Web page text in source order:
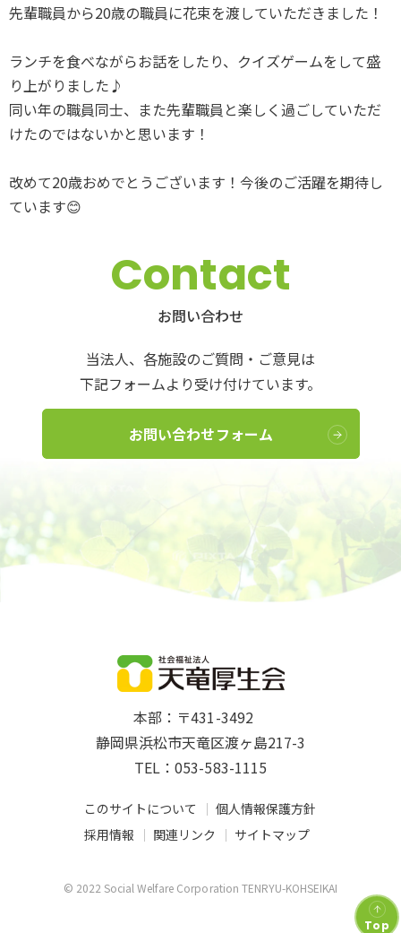
先輩職員から20歳の職員に花束を渡していただきました！
ランチを食べながらお話をしたり、クイズゲームをして盛
り上がりました♪
同い年の職員同士、また先輩職員と楽しく過ごしていただ
けたのではないかと思います！
改めて20歳おめでとうございます！今後のご活躍を期待し
ています😊
Contact
お問い合わせ
当法人、各施設のご質問・ご意見は
下記フォームより受け付けています。
お問い合わせフォーム
本部：〒431-3492
静岡県浜松市天竜区渡ヶ島217-3
TEL：053-583-1115
このサイトについて
個人情報保護方針
採用情報
関連リンク サイトマップ
© 2022 Social Welfare Corporation TENRYU-KOHSEIKAI
Top